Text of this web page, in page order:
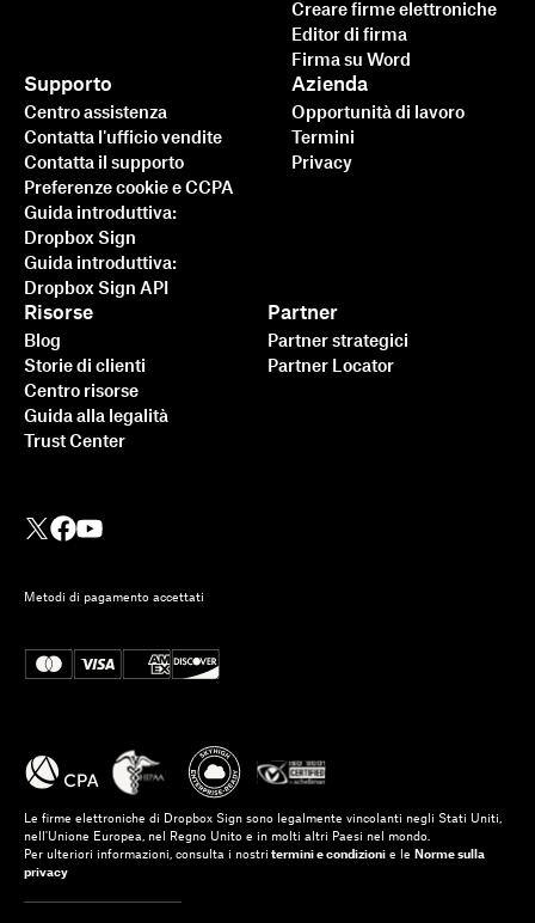
Più veloce, più intelligente,
più sicuro: ecco come
Dropbox Sign accelera il
business nel 2025
tutorial dettagliato
Ulteriori informazioni
Creare firme elettroniche
Editor di firma
Firma su Word
Supporto
Centro assistenza
Contatta l'ufficio vendite
Contatta il supporto
Preferenze cookie e CCPA
Guida introduttiva:
Dropbox Sign
Guida introduttiva:
Dropbox Sign API
Risorse
Blog
Storie di clienti
Centro risorse
Guida alla legalità
Trust Center
Partner
Partner strategici
Partner Locator
Azienda
Opportunità di lavoro
Termini
Privacy
Metodi di pagamento accettati
Le firme elettroniche di Dropbox Sign sono legalmente vincolanti negli Stati Uniti,
nell'Unione Europea, nel Regno Unito e in molti altri Paesi nel mondo.
Per ulteriori informazioni, consulta i nostri termini e condizioni e le Norme sulla
privacy